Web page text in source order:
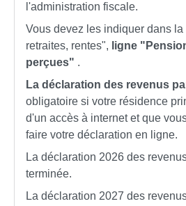
l'administration fiscale.
Vous devez les indiquer dans
retraites, rentes", ligne
perçues" .
La déclaration des revenus
obligatoire si votre résidence
d'un accès à internet et que
faire votre déclaration en ligne.
La déclaration 2026 des
terminée.
La déclaration 2027 des